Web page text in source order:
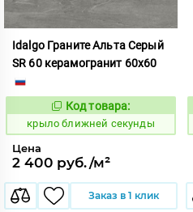
Idalgo Граните Альта Серый
SR 60 керамогранит 60x60
828837
Код товара:
крыло ближней секунды
Цена
2 400 руб./м²
Заказ в 1 клик